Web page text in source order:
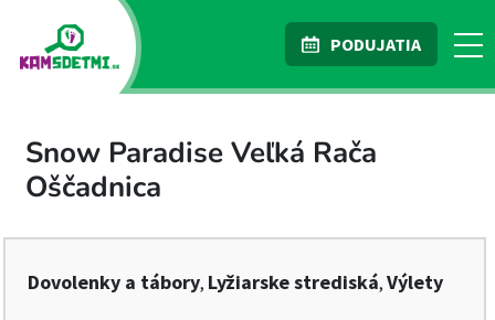
PODUJATIA
Snow Paradise Veľká Rača
Oščadnica
Dovolenky a tábory, Lyžiarske strediská, Výlety